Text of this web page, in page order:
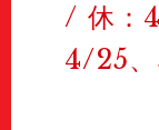
/ 休：
4/25